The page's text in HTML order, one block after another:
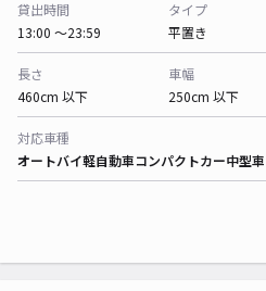
貸出時間
13:00 〜23:59
タイプ
平置き
長さ
460cm 以下
車幅
250cm 以下
対応車種
オートバイ軽自動車コンパクトカー中型車